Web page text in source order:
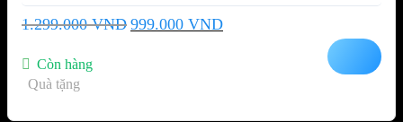
1.299.000VND Giá
999.000 VNDGiá
Còn hàng
Quà tặng